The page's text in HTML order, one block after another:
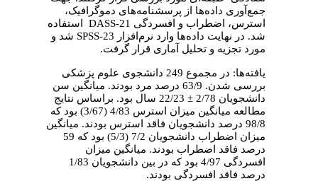
جمع‌آوری داده‌ها از پرسشنامه‌های دموگرافیک،
استرس، اضطراب و افسردگی DASS-21 استفاده
شد. در نهایت داده‌ها وارد نرم‌افزار SPSS-23 شد و
مورد تجزیه و تحلیل آماری قرار گرفت.
یافته‌ها: در مجموع 249 دانشجوی علوم پزشکی
بررسی شدن. 63/9 درصد مرد بودند. میانگین سن
دانشجویان 2/78 ± 22/23 سال بود. براساس نتایج
مطالعه میانگین میزان استرس 4/83 (3/67) بود که
98/8 درصد دانشجویان فاقد استرس بودند. میانگین
میزان اضطراب دانشجویان 7/2 (5/3) بود که 59
درصد فاقد اضطراب بودند. میانگین میزان
افسردگی 4/97 بود که در بین دانشجویان 1/83
درصد فاقد افسردگی بودند.